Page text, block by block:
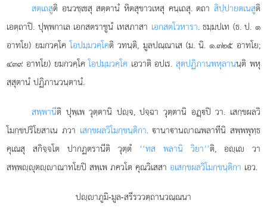
สตฺเถสูติ อนวชฺเชสุ สตฺตานํ หิตสุขาวเหสุ คนฺเถสุ. ตถา สิปฺปายตเนสูติ
เอตฺถาปิ. ปุพฺพกาเล เอกสตราชูนํ เทสภาสา เอกสตโวหารา. ธมฺมปเท (ธ. ป. ๑
อาทโย) ยมกวคฺโคโอปมฺมวคฺโคติ วทนฺติ, มูลปณฺณาเส (ม. นิ. ๑.๓๒๕ อาทโย;
๔๓๙ อาทโย) ยมกวคฺโคโอปมฺมวคฺโค เอวาติ อปเร.สุตปฏิภานพหุลานนฺติ พหุ
สฺสุตานํ ปฏิภานวนฺตานํ.
สพฺพานีติ ปุพฺเพ วุตฺตานิ ปฺจ, ปจฺฉา วุตฺตานิ อฏฺปิ วา. เสกฺขผลวิ
โมกฺขปริโยสาเน ภวา เสกฺขผลวิโมกฺขนฺติกา. านาานาณพลาทีนิ สพฺพพุทฺธ
คุเณสุ สกิจฺจโต ปากฏตรานีติ วุตฺตํ ‘‘ทส พลานิ วิยา’’ติ, อฺเ วา
สพฺพฺุตฺาณาทโยปิ สพฺเพ ภควโต คุณวิเสสาอเสกฺขผลวิโมกฺขนฺติกา เอว.
ปฺาภูมิ-มูล-สรีรววตฺถานวณฺณนา